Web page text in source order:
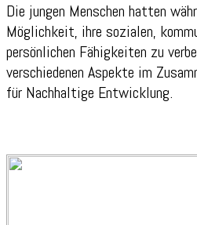
Die jungen Menschen hatten
Möglichkeit, ihre sozialen,
persönlichen Fähigkeiten zu
verschiedenen Aspekte im
für Nachhaltige Entwicklung.